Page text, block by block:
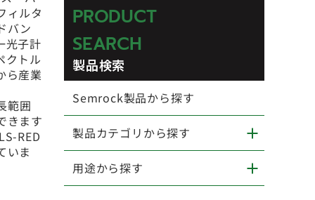
ィルタ
バン
光子計
クトル
ら産業
範囲
きます
RED
いま
PRODUCT
SEARCH
製品検索
Semrock製品から探す
製品カテゴリから探す
用途から探す